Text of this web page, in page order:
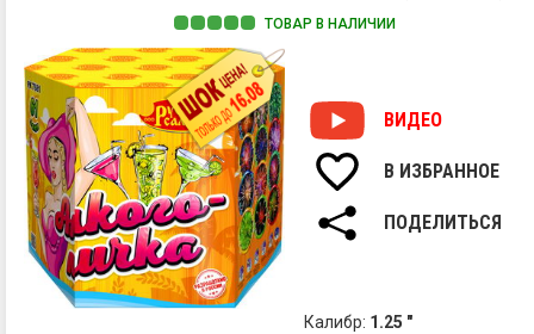
ТОВАР В НАЛИЧИИ
ВИДЕО
В ИЗБРАННОЕ
ПОДЕЛИТЬСЯ
Калибр: 1.25 "